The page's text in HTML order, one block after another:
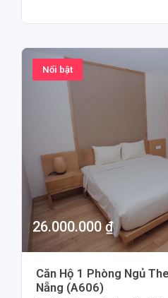
Nổi bật
26.000.000 ₫
Căn Hộ 1 Phòng Ngủ
Nẵng (A606)